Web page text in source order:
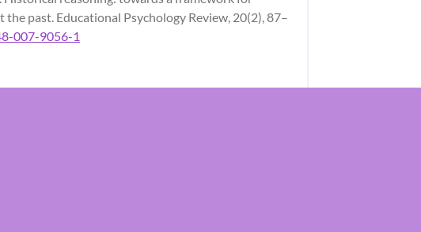
the past. Educational Psychology Review, 20(2), 87–
007-9056-1